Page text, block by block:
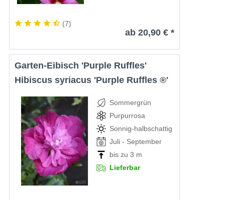
(7)
ab 20,90 € *
Garten-Eibisch 'Purple Ruffles'
Hibiscus syriacus 'Purple Ruffles ®'
Sommergrün
Purpurrosa
Sonnig-halbschattig
Juli - September
bis zu 3 m
Lieferbar